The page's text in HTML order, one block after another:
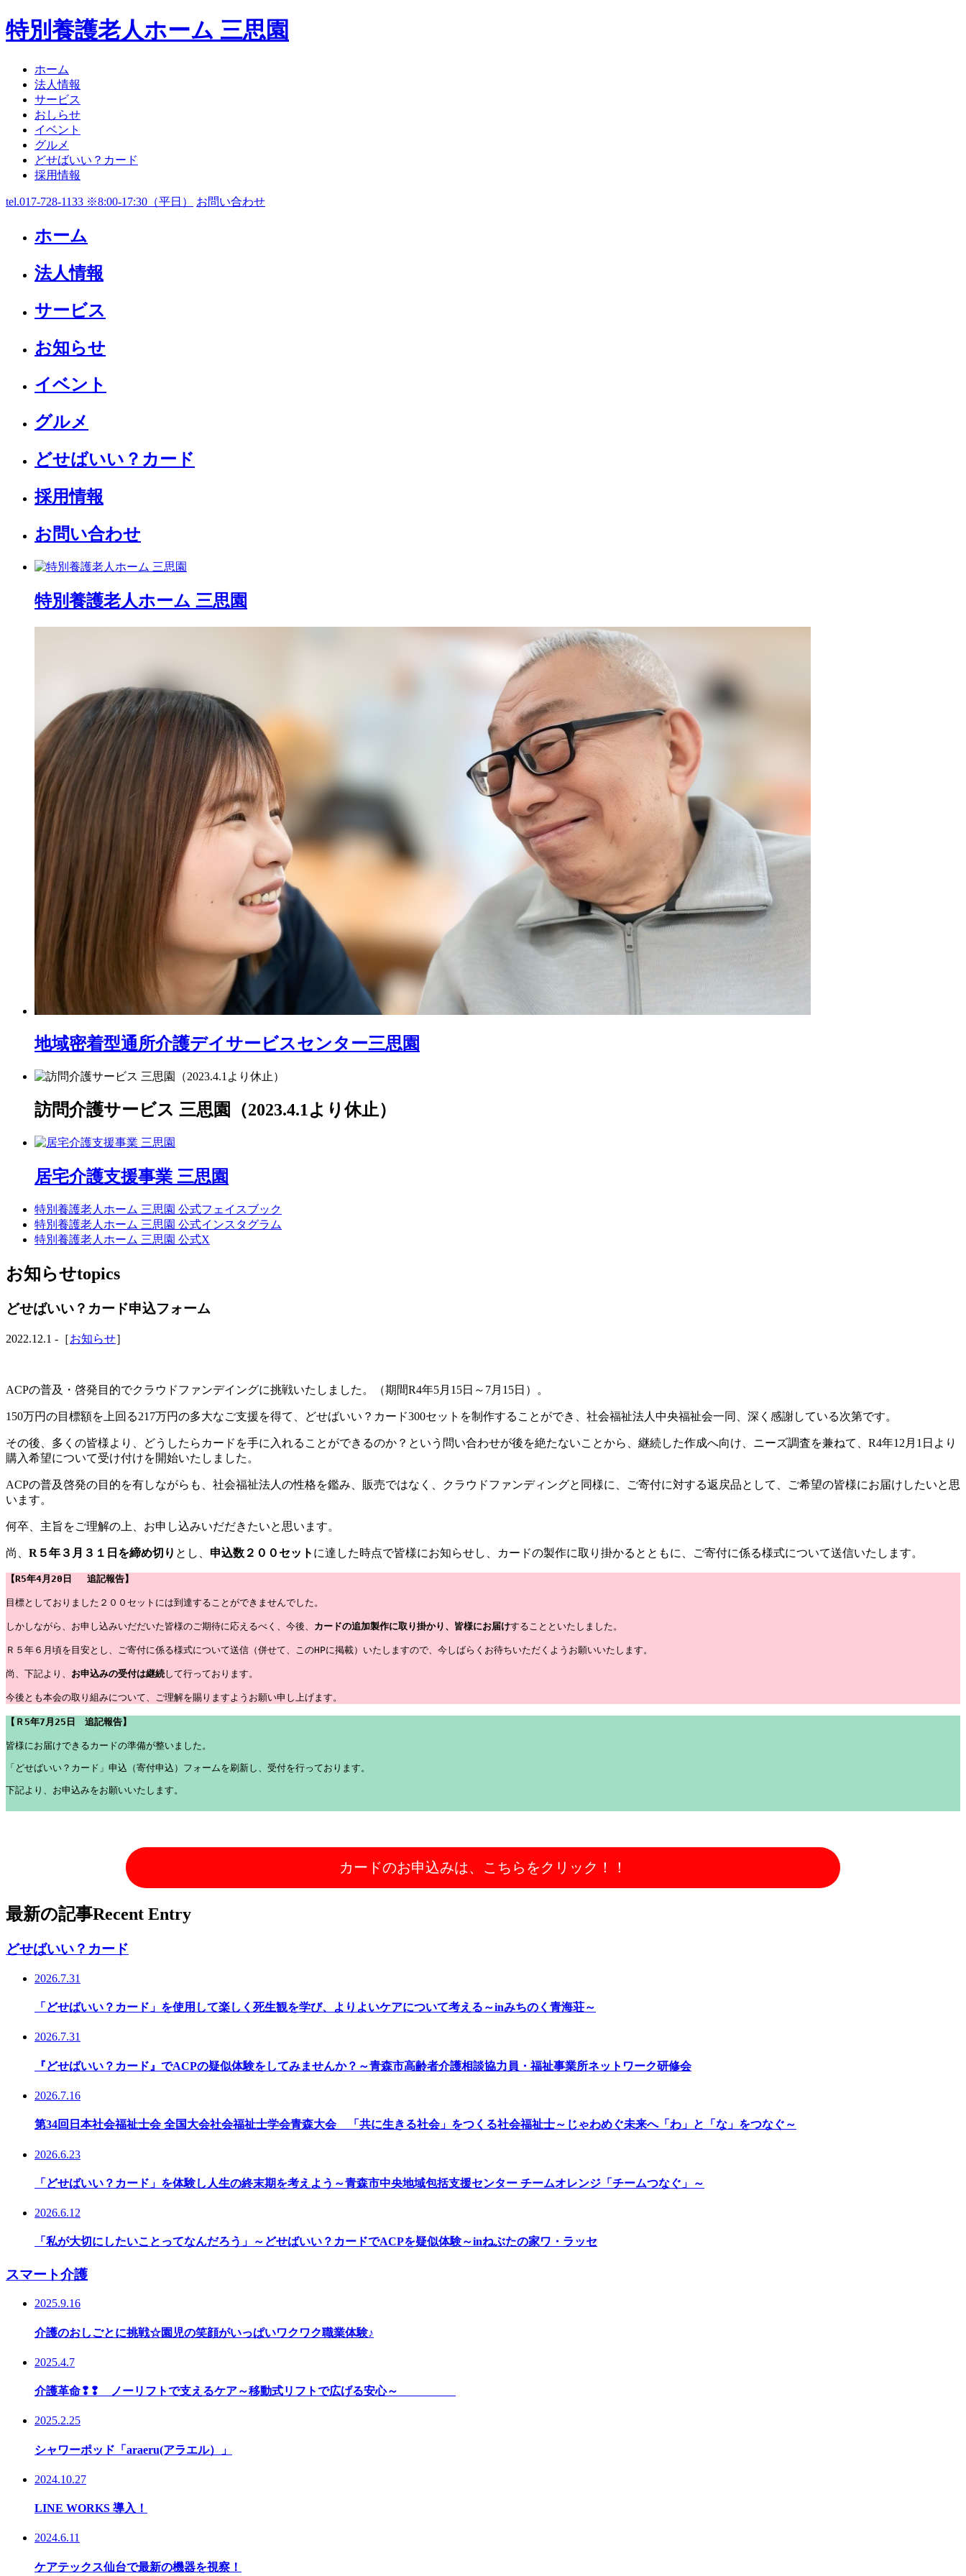
特別養護老人ホーム 三思園
ホーム
法人情報
サービス
おしらせ
イベント
グルメ
どせばいい？カード
採用情報
tel.017-728-1133 ※8:00-17:30（平日） お問い合わせ
ホーム
法人情報
サービス
お知らせ
イベント
グルメ
どせばいい？カード
採用情報
お問い合わせ
特別養護老人ホーム 三思園
地域密着型通所介護デイサービスセンター三思園
訪問介護サービス 三思園（2023.4.1より休止）
居宅介護支援事業 三思園
特別養護老人ホーム 三思園 公式フェイスブック
特別養護老人ホーム 三思園 公式インスタグラム
特別養護老人ホーム 三思園 公式X
お知らせtopics
どせばいい？カード申込フォーム
2022.12.1 -［お知らせ］
ACPの普及・啓発目的でクラウドファンデイングに挑戦いたしました。（期間R4年5月15日～7月15日）。
150万円の目標額を上回る217万円の多大なご支援を得て、どせばいい？カード300セットを制作することができ、社会福祉法人中央福祉会一同、深く感謝している次第です。
その後、多くの皆様より、どうしたらカードを手に入れることができるのか？という問い合わせが後を絶たないことから、継続した作成へ向け、ニーズ調査を兼ねて、R4年12月1日より
購入希望について受け付けを開始いたしました。
ACPの普及啓発の目的を有しながらも、社会福祉法人の性格を鑑み、販売ではなく、クラウドファンディングと同様に、ご寄付に対する返戻品として、ご希望の皆様にお届けしたいと思
います。
何卒、主旨をご理解の上、お申し込みいだだきたいと思います。
尚、 R５年３月３１日を締め切り とし、 申込数２００セット に達した時点で皆様にお知らせし、カードの製作に取り掛かるとともに、ご寄付に係る様式について送信いたします。
【R5年4月20日　 追記報告】
目標としておりました２００セットには到達することができませんでした。
しかしながら、お申し込みいだだいた皆様のご期待に応えるべく、今後、 カードの追加製作に取り掛かり、皆様にお届けすることといたしました。
Ｒ５年６月頃を目安とし、ご寄付に係る様式について送信（併せて、このHPに掲載）いたしますので、今しばらくお待ちいただくようお願いいたします。
尚、下記より、 お申込みの受付は継続して行っております。
今後とも本会の取り組みについて、ご理解を賜りますようお願い申し上げます。
【Ｒ5年7月25日　追記報告】
「どせばいい？カード」申込（寄付申込）フォームを刷新し 、受付を行っております。
下記より、お申込みをお願いいたします。
カードのお申込みは、こちらをクリック！！
最新の記事Recent Entry
どせばいい？カード
2026.7.31
「どせばいい？カード」を使用して楽しく死生観を学び、よりよいケアについて考える～inみちのく青海荘～
2026.7.31
『どせばいい？カード』でACPの疑似体験をしてみませんか？～青森市高齢者介護相談協力員・福祉事業所ネットワーク研修会
2026.7.16
第34回日本社会福祉士会 全国大会社会福祉士学会青森大会 「共に生きる社会」をつくる社会福祉士～じゃわめぐ未来へ「わ」と「な」をつなぐ～
2026.6.23
「どせばいい？カード」を体験し人生の終末期を考えよう～青森市中央地域包括支援センター チームオレンジ「チームつなぐ」～
2026.6.12
「私が大切にしたいことってなんだろう」～どせばいい？カードでACPを疑似体験～inねぶたの家ワ・ラッセ
スマート介護
2025.9.16
介護のおしごとに挑戦☆園児の笑顔がいっぱいワクワク職業体験♪
2025.4.7
介護革命❢❢ ノーリフトで支えるケア～移動式リフトで広げる安心～
2025.2.25
シャワーポッド「araeru(アラエル）」
2024.10.27
LINE WORKS 導入！
2024.6.11
ケアテックス仙台で最新の機器を視察！